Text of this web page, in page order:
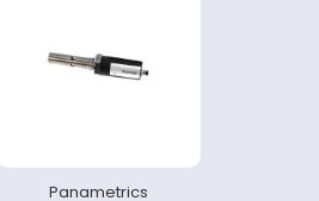
Panametrics